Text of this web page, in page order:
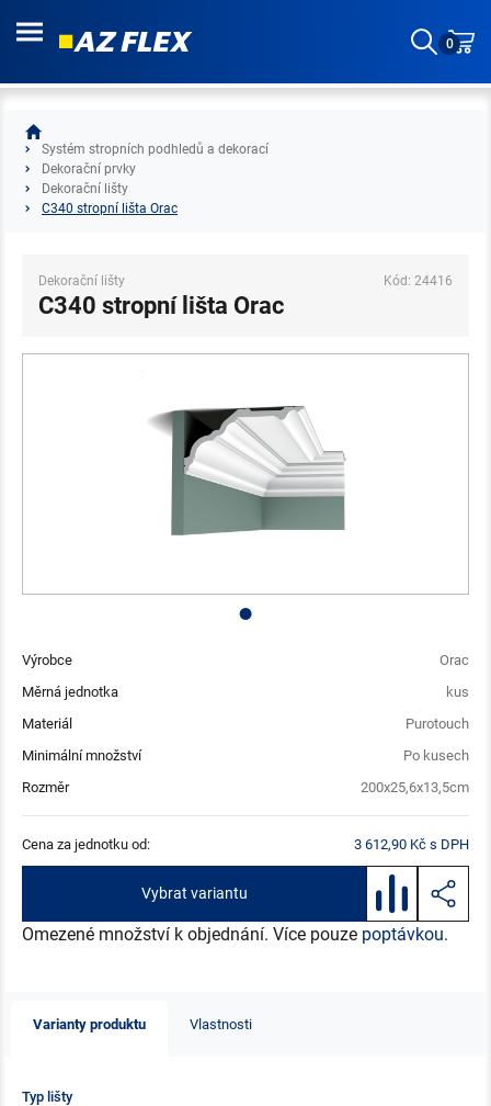
0
Systém stropních podhledů a dekorací
Dekorační prvky
Dekorační lišty
C340 stropní lišta Orac
Dekorační lišty Kód: 24416
C340 stropní lišta Orac
Výrobce
Orac
Měrná jednotka
kus
Materiál
Purotouch
Minimální množství
Po kusech
Rozměr
200x25,6x13,5cm
Cena za jednotku od: 3 612,90 Kč s DPH
Vybrat variantu
Omezené množství k objednání. Více pouze poptávkou.
Varianty produktu Vlastnosti
Typ lišty